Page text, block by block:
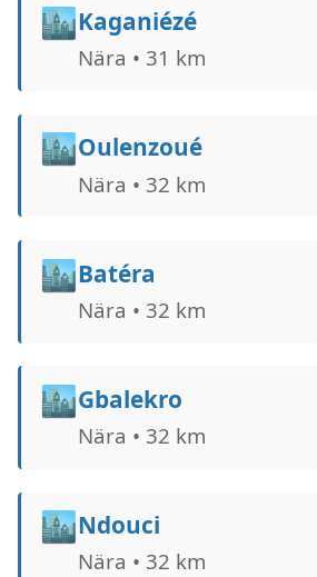
🏙️Kaganiézé
Nära • 31 km
🏙️Oulenzoué
Nära • 32 km
🏙️Batéra
Nära • 32 km
🏙️Gbalekro
Nära • 32 km
🏙️Ndouci
Nära • 32 km